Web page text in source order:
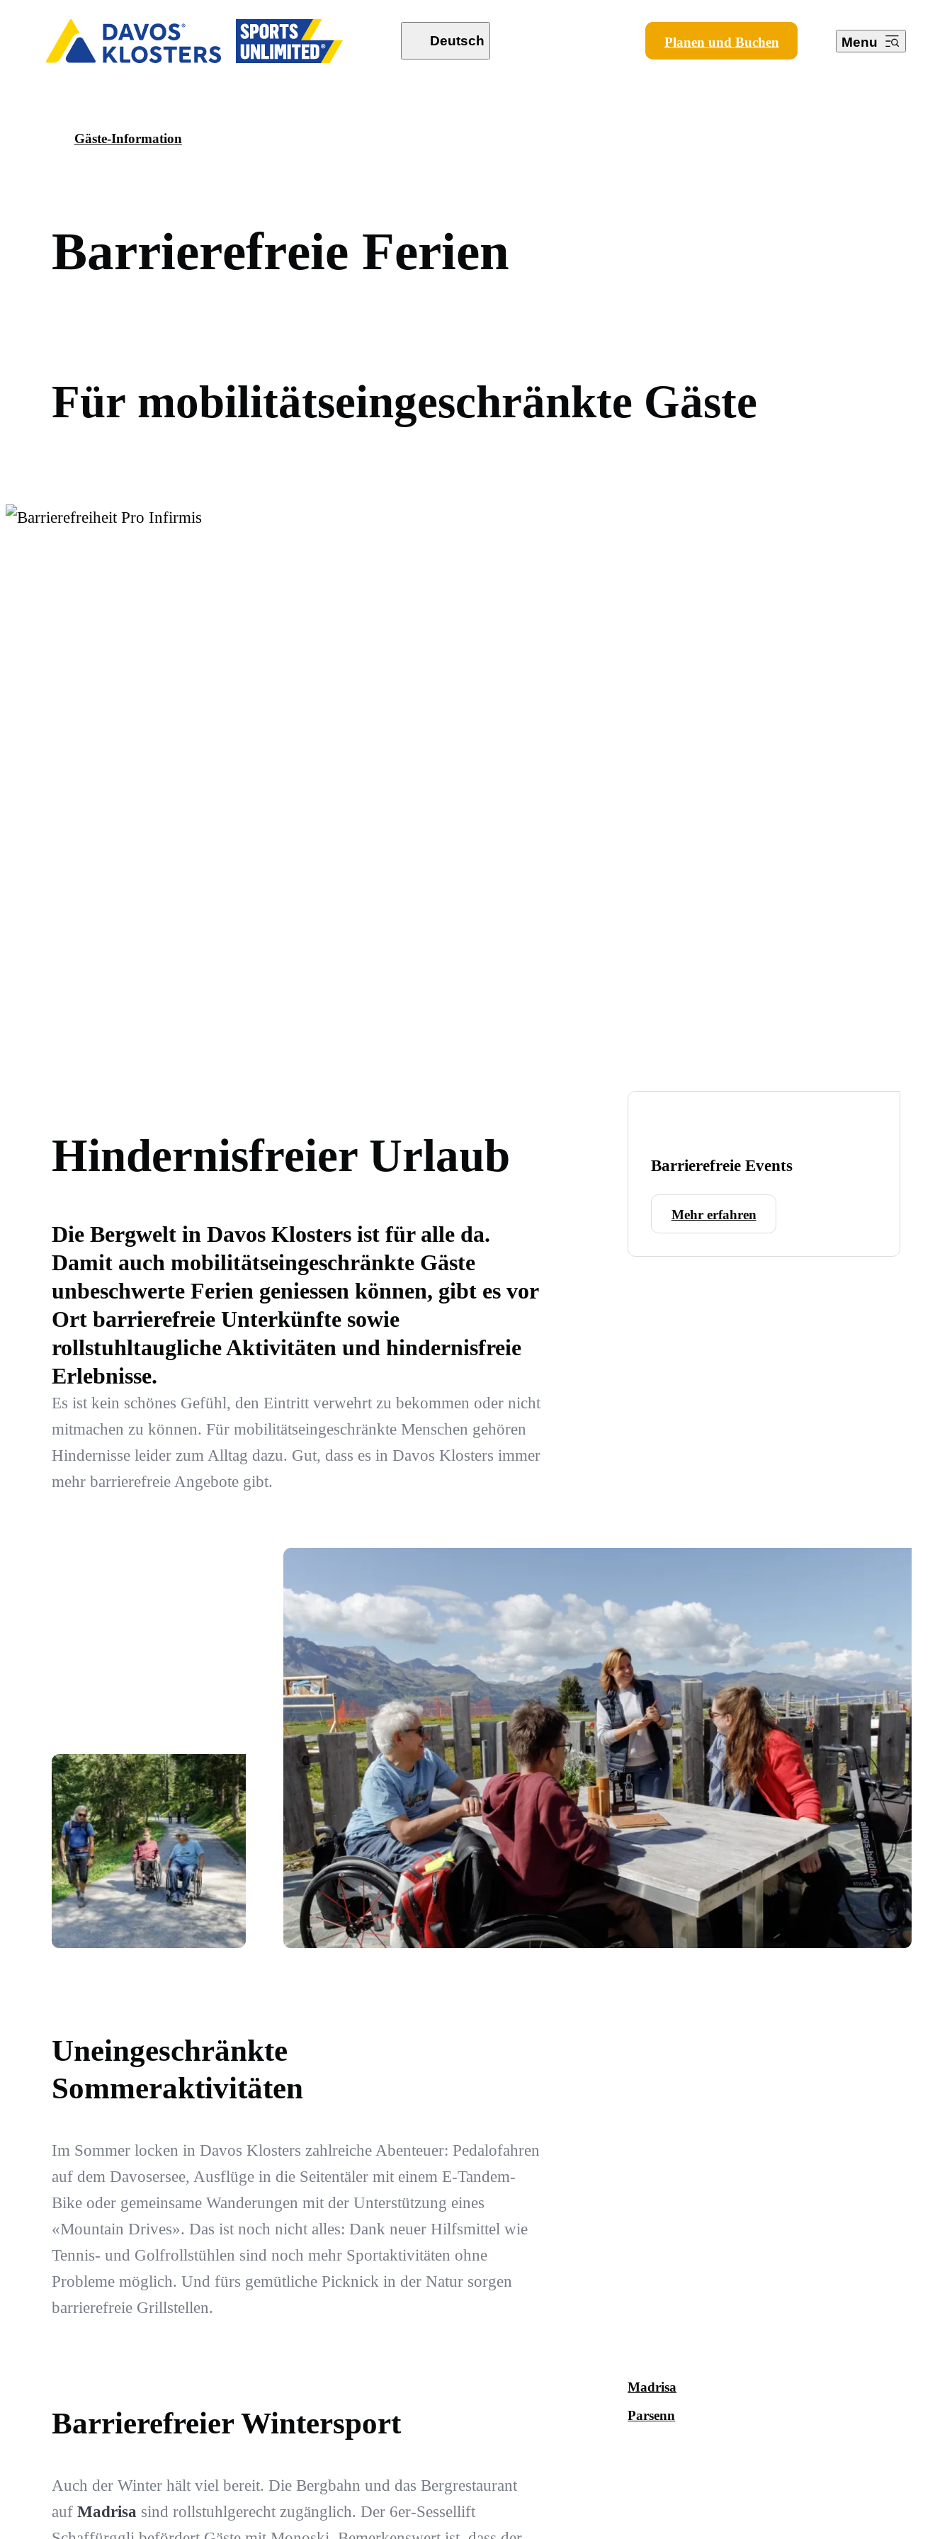
Deutsch Planen und Buchen Menu
Gäste-Information
Barrierefreie Ferien
Für mobilitätseingeschränkte Gäste
Hindernisfreier Urlaub
Die Bergwelt in Davos Klosters ist für alle da.
Damit auch mobilitätseingeschränkte Gäste
unbeschwerte Ferien geniessen können, gibt es vor
Ort barrierefreie Unterkünfte sowie
rollstuhltaugliche Aktivitäten und hindernisfreie
Erlebnisse.
Es ist kein schönes Gefühl, den Eintritt verwehrt zu bekommen oder nicht
mitmachen zu können. Für mobilitätseingeschränkte Menschen gehören
Hindernisse leider zum Alltag dazu. Gut, dass es in Davos Klosters immer
mehr barrierefreie Angebote gibt.
Barrierefreie Events
Mehr erfahren
Uneingeschränkte
Sommeraktivitäten
Im Sommer locken in Davos Klosters zahlreiche Abenteuer: Pedalofahren
auf dem Davosersee, Ausflüge in die Seitentäler mit einem E-Tandem-
Bike oder gemeinsame Wanderungen mit der Unterstützung eines
«Mountain Drives». Das ist noch nicht alles: Dank neuer Hilfsmittel wie
Tennis- und Golfrollstühlen sind noch mehr Sportaktivitäten ohne
Probleme möglich. Und fürs gemütliche Picknick in der Natur sorgen
barrierefreie Grillstellen.
Barrierefreier Wintersport
Auch der Winter hält viel bereit. Die Bergbahn und das Bergrestaurant
auf Madrisa sind rollstuhlgerecht zugänglich. Der 6er-Sessellift
Madrisa
Parsenn